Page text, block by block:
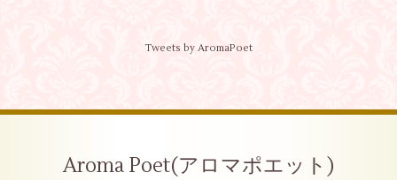
Tweets by AromaPoet
Aroma Poet(アロマポエット)